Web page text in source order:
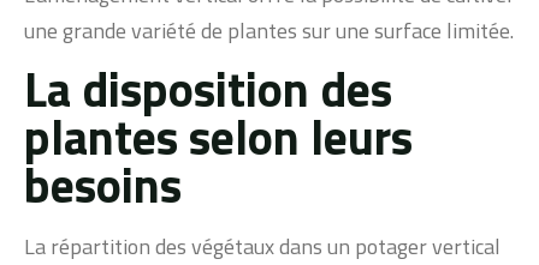
une grande variété de plantes sur une surface limitée.
La disposition des
plantes selon leurs
besoins
La répartition des végétaux dans un potager vertical